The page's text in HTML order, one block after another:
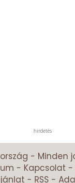
hirdetés
- Minden
- Kapcsolat -
- RSS -